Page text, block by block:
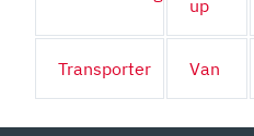
up
Transporter Van